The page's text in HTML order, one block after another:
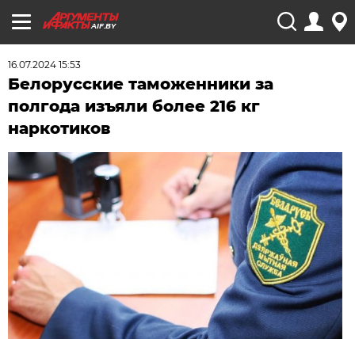
AIF.BY
16.07.2024 15:53
Белорусские таможенники за
полгода изъяли более 216 кг
наркотиков